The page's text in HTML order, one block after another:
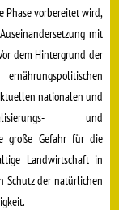
Phase vorbereitet wird,
mit
dem Hintergrund der
nationalen und
und
große Gefahr für die
Landwirtschaft in
Schutz der natürlichen